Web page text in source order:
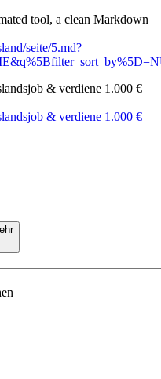
tool, a clean Markdown
seite/5.md?
& verdiene 1.000 €
& verdiene 1.000 €